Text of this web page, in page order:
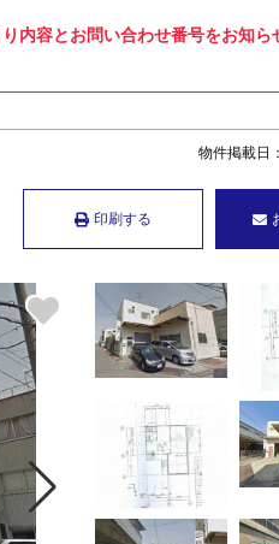
内容とお問い合わせ番号をお知ら
物件掲載日
印刷する